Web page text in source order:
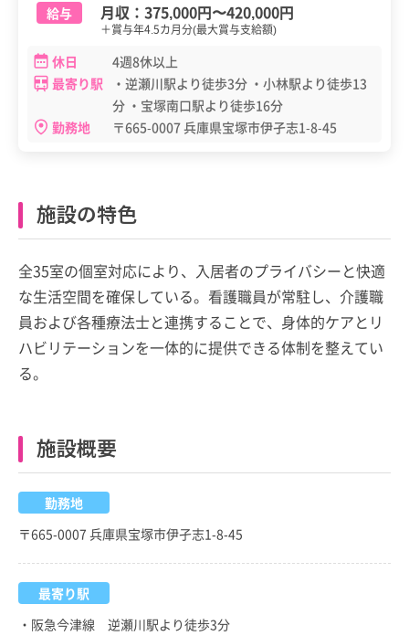
給与
月収： 375,000円〜420,000円
＋賞与年4.5カ月分(最大賞与支給額)
休日
4週8休以上
最寄り駅
・逆瀬川駅より徒歩3分 ・小林駅より徒歩13
分 ・宝塚南口駅より徒歩16分
勤務地
〒665-0007 兵庫県宝塚市伊孑志1-8-45
施設の特色
全35室の個室対応により、入居者のプライバシーと快適
な生活空間を確保している。看護職員が常駐し、介護職
員および各種療法士と連携することで、身体的ケアとリ
ハビリテーションを一体的に提供できる体制を整えてい
る。
施設概要
勤務地
〒665-0007 兵庫県宝塚市伊孑志1-8-45
最寄り駅
・阪急今津線 逆瀬川駅より徒歩3分